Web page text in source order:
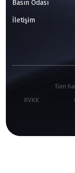
Basın Odası
İletişim
Tüm
KVKK